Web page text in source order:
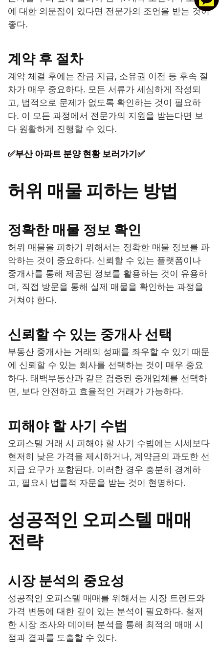
에 대한 의문점이 있다면 전문가의 조언을 받는 것이
좋다.
계약 후 절차
계약 체결 후에는 잔금 지급, 소유권 이전 등 후속 절
차가 매우 중요하다. 모든 서류가 세심하게 작성되
고, 법적으로 문제가 없도록 확인하는 것이 필요하
다. 이 모든 과정에서 전문가의 지원을 받는다면 보
다 원활하게 진행할 수 있다.
✅부산 아파트 분양 현황 보러가기✅
허위 매물 피하는 방법
정확한 매물 정보 확인
허위 매물을 피하기 위해서는 정확한 매물 정보를 파
악하는 것이 중요하다. 신뢰할 수 있는 플랫폼이나
중개사를 통해 제공된 정보를 활용하는 것이 유용하
며, 직접 방문을 통해 실제 매물을 확인하는 과정을
거쳐야 한다.
신뢰할 수 있는 중개사 선택
부동산 중개사는 거래의 성패를 좌우할 수 있기 때문
에 신뢰할 수 있는 회사를 선택하는 것이 매우 중요
하다. 태백부동산과 같은 검증된 중개업체를 선택하
면, 보다 안전하고 효율적인 거래가 가능하다.
피해야 할 사기 수법
오피스텔 거래 시 피해야 할 사기 수법에는 시세보다
현저히 낮은 가격을 제시하거나, 계약금의 과도한 선
지급 요구가 포함된다. 이러한 경우 충분히 경계하
고, 필요시 법률적 자문을 받는 것이 현명하다.
성공적인 오피스텔 매매
전략
시장 분석의 중요성
성공적인 오피스텔 매매를 위해서는 시장 트렌드와
가격 변동에 대한 깊이 있는 분석이 필요하다. 철저
한 시장 조사와 데이터 분석을 통해 최적의 매매 시
점과 결과를 도출할 수 있다.